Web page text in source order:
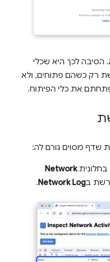
הסיבה לכך היא שכלי
רק כשהם פתוחים, ולא
את כלי הפיתוח.
שדף מסוים גורם לה:
Network
בNetwork Log
.